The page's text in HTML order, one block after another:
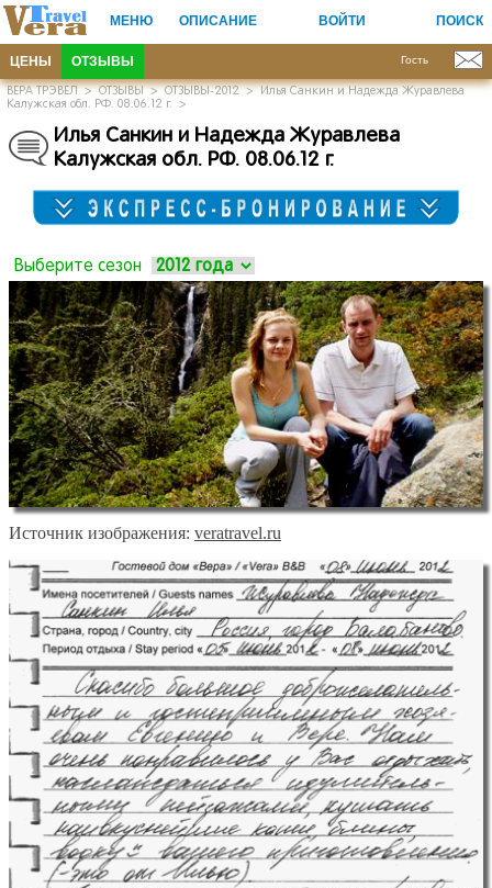
МЕНЮ ОПИСАНИЕ ВОЙТИ ПОИСК
ЦЕНЫ ОТЗЫВЫ Гость
ВЕРА ТРЭВЕЛ>ОТЗЫВЫ>ОТЗЫВЫ-2012>Илья Санкин и Надежда Журавлева
Калужская обл. РФ. 08.06.12 г. >
Илья Санкин и Надежда Журавлева
Калужская обл.РФ.08.06.12 г.
Выберите сезон
Источник изображения: veratravel.ru